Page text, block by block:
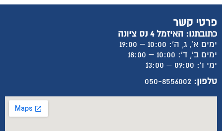
פרטי קשר
כתובתנו: האיזמל 4 נס ציונה
ימים א', ג, ה': 10:00 – 19:00
ימים ב', ד': 10:00 – 18:00
ימי ו': 09:00 – 13:00
טלפון: 050-8556002